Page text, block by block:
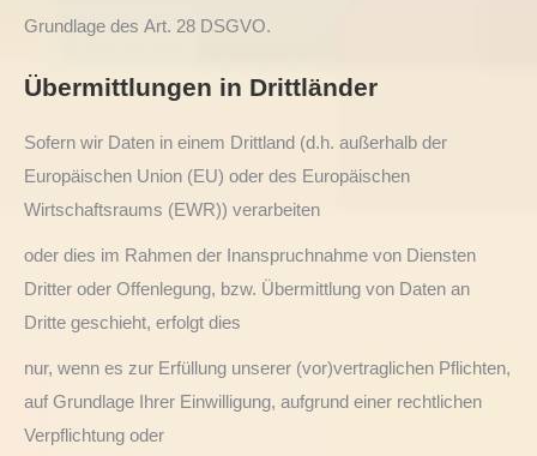
Grundlage des Art. 28 DSGVO.
Übermittlungen in Drittländer
Sofern wir Daten in einem Drittland (d.h. außerhalb der
Europäischen Union (EU) oder des Europäischen
Wirtschaftsraums (EWR)) verarbeiten
oder dies im Rahmen der Inanspruchnahme von Diensten
Dritter oder Offenlegung, bzw. Übermittlung von Daten an
Dritte geschieht, erfolgt dies
nur, wenn es zur Erfüllung unserer (vor)vertraglichen Pflichten,
auf Grundlage Ihrer Einwilligung, aufgrund einer rechtlichen
Verpflichtung oder